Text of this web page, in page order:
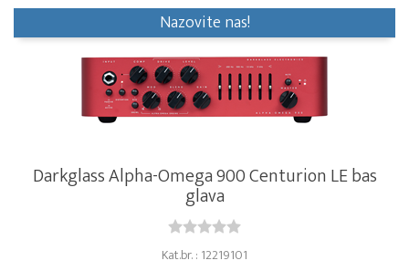
Nazovite nas!
Darkglass Alpha-Omega 900 Centurion LE bas
glava
Kat.br. : 12219101